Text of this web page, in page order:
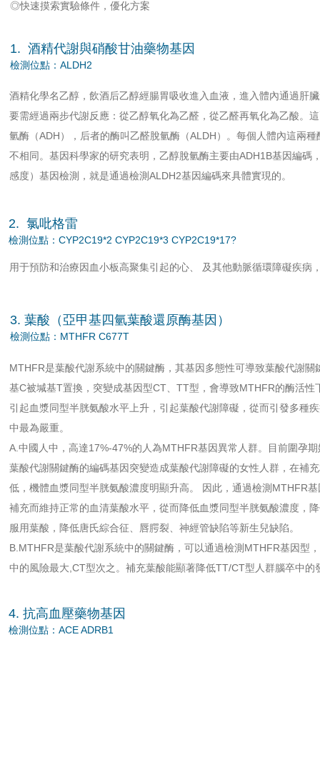
◎快速摸索實驗條件，優化方案
1. 酒精代謝與硝酸甘油藥物基因
檢測位點：ALDH2
酒精化學名乙醇，飲酒后乙醇經腸胃吸收進入血液，進入體內通過肝
要需經過兩步代謝反應：從乙醇氧化為乙醛，從乙醛再氧化為乙酸。
氫酶（ADH），后者的酶叫乙醛脫氫酶（ALDH）。每個人體內這兩
不相同。基因科學家的研究表明，乙醇脫氫酶主要由ADH1B基因編
感度）基因檢測，就是通過檢測ALDH2基因編碼來具體實現的。
2. 氯吡格雷
檢測位點：CYP2C19*2 CYP2C19*3 CYP2C19*17?
用于預防和治療因血小板高聚集引起的心、 及其他動脈循環障礙疾
3. 葉酸（亞甲基四氫葉酸還原酶基因）
檢測位點：MTHFR C677T
MTHFR是葉酸代謝系統中的關鍵酶，其基因多態性可導致葉酸代謝
基C被堿基T置換，突變成基因型CT、TT型，會導致MTHFR的酶活
引起血漿同型半胱氨酸水平上升，引起葉酸代謝障礙，從而引發多種
中最為嚴重。
A.中國人中，高達17%-47%的人為MTHFR基因異常人群。目前圍孕
葉酸代謝關鍵酶的編碼基因突變造成葉酸代謝障礙的女性人群，在補
低，機體血漿同型半胱氨酸濃度明顯升高。 因此，通過檢測MTHFR
補充而維持正常的血清葉酸水平，從而降低血漿同型半胱氨酸濃度，
服用葉酸，降低唐氏綜合征、唇腭裂、神經管缺陷等新生兒缺陷。
B.MTHFR是葉酸代謝系統中的關鍵酶，可以通過檢測MTHFR基因型
中的風險最大,CT型次之。補充葉酸能顯著降低TT/CT型人群腦卒中的
4. 抗高血壓藥物基因
檢測位點：ACE ADRB1